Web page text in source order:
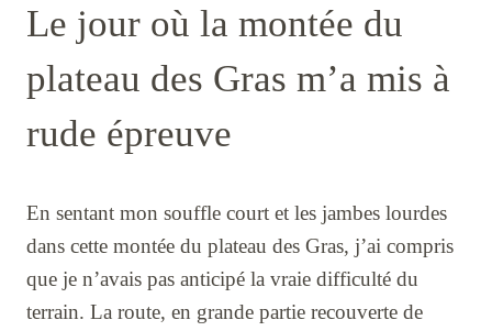
Le jour où la montée du
plateau des Gras m’a mis à
rude épreuve
En sentant mon souffle court et les jambes lourdes
dans cette montée du plateau des Gras, j’ai compris
que je n’avais pas anticipé la vraie difficulté du
terrain. La route, en grande partie recouverte de